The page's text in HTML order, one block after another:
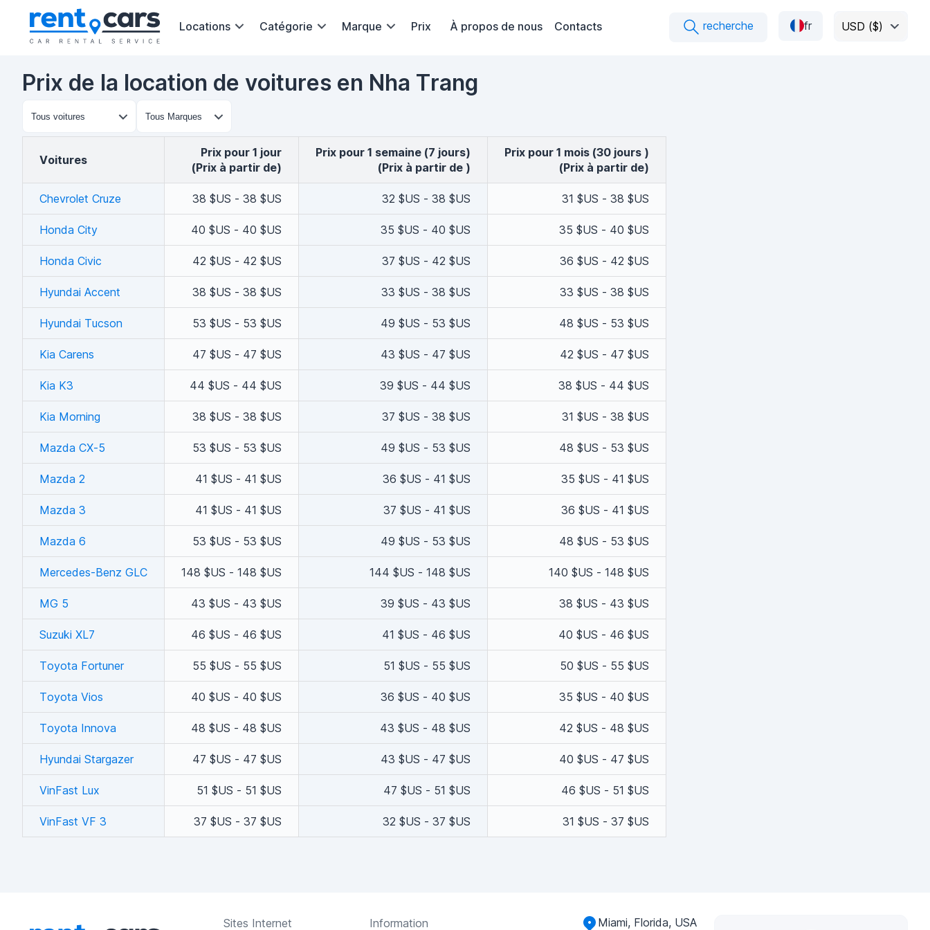
Locations Catégorie Marque Prix À propos de nous Contacts recherche fr USD ($)
Prix de la location de voitures en Nha Trang
voitures
Prix pour 1 jour
(Prix à partir de)
Prix pour 1 semaine (7 jours)
(Prix à partir de )
Prix pour 1 mois (30 jours )
(Prix à partir de)
Chevrolet Cruze 38 $US - 38 $US 32 $US - 38 $US 31 $US - 38 $US
Honda City 40 $US - 40 $US 35 $US - 40 $US 35 $US - 40 $US
Honda Civic 42 $US - 42 $US 37 $US - 42 $US 36 $US - 42 $US
Hyundai Accent 38 $US - 38 $US 33 $US - 38 $US 33 $US - 38 $US
Hyundai Tucson 53 $US - 53 $US 49 $US - 53 $US 48 $US - 53 $US
Kia Carens 47 $US - 47 $US 43 $US - 47 $US 42 $US - 47 $US
Kia K3 44 $US - 44 $US 39 $US - 44 $US 38 $US - 44 $US
Kia Morning 38 $US - 38 $US 37 $US - 38 $US 31 $US - 38 $US
Mazda CX-5 53 $US - 53 $US 49 $US - 53 $US 48 $US - 53 $US
Mazda 2 41 $US - 41 $US 36 $US - 41 $US 35 $US - 41 $US
Mazda 3 41 $US - 41 $US 37 $US - 41 $US 36 $US - 41 $US
Mazda 6 53 $US - 53 $US 49 $US - 53 $US 48 $US - 53 $US
Mercedes-Benz GLC 148 $US - 148 $US 144 $US - 148 $US 140 $US - 148 $US
MG 5 43 $US - 43 $US 39 $US - 43 $US 38 $US - 43 $US
Suzuki XL7 46 $US - 46 $US 41 $US - 46 $US 40 $US - 46 $US
Toyota Fortuner 55 $US - 55 $US 51 $US - 55 $US 50 $US - 55 $US
Toyota Vios 40 $US - 40 $US 36 $US - 40 $US 35 $US - 40 $US
Toyota Innova 48 $US - 48 $US 43 $US - 48 $US 42 $US - 48 $US
Hyundai Stargazer 47 $US - 47 $US 43 $US - 47 $US 40 $US - 47 $US
VinFast Lux 51 $US - 51 $US 47 $US - 51 $US 46 $US - 51 $US
VinFast VF 3 37 $US - 37 $US 32 $US - 37 $US 31 $US - 37 $US
Sites Internet Information Miami, Florida, USA